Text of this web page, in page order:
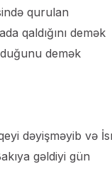
qurulan
qaldığını demək
demək
dəyişməyib və
gəldiyi gün